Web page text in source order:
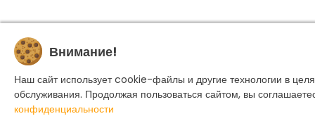
Внимание!
Наш сайт использует cookie-файлы и другие технологии в
обслуживания. Продолжая пользоваться сайтом, вы
конфиденциальности